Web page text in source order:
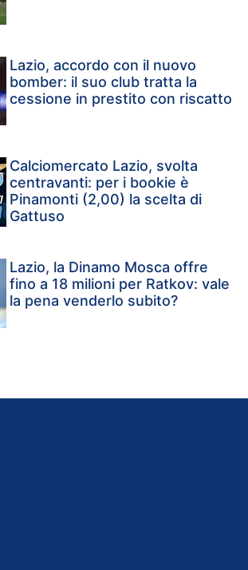
Lazio, accordo con il nuovo
bomber: il suo club tratta la
cessione in prestito con riscatto
Calciomercato Lazio, svolta
centravanti: per i bookie è
Pinamonti (2,00) la scelta di
Gattuso
Lazio, la Dinamo Mosca offre
fino a 18 milioni per Ratkov: vale
la pena venderlo subito?